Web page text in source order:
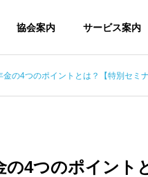
協会案内 サービス案内
の4つのポイントとは？【特別セミナ
4つのポイント